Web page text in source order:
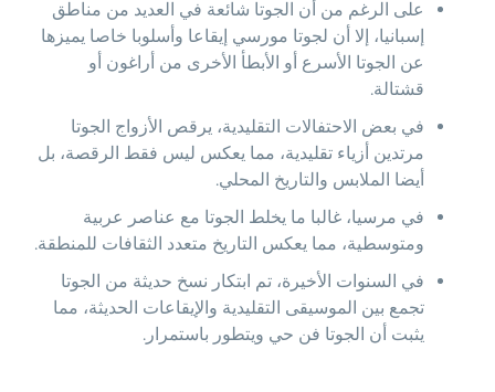
على الرغم من أن الجوتا شائعة في العديد من مناطق
إسبانيا، إلا أن لجوتا مورسي إيقاعا وأسلوبا خاصا يميزها
عن الجوتا الأسرع أو الأبطأ الأخرى من أراغون أو
قشتالة.
في بعض الاحتفالات التقليدية، يرقص الأزواج الجوتا
مرتدين أزياء تقليدية، مما يعكس ليس فقط الرقصة، بل
أيضا الملابس والتاريخ المحلي.
في مرسيا، غالبا ما يخلط الجوتا مع عناصر عربية
ومتوسطية، مما يعكس التاريخ متعدد الثقافات للمنطقة.
في السنوات الأخيرة، تم ابتكار نسخ حديثة من الجوتا
تجمع بين الموسيقى التقليدية والإيقاعات الحديثة، مما
يثبت أن الجوتا فن حي ويتطور باستمرار.